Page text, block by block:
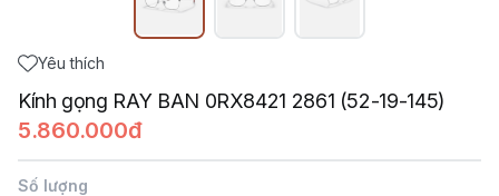
Yêu thích
Kính gọng RAY BAN 0RX8421 2861 (52-19-145)
5.860.000đ
Số lượng